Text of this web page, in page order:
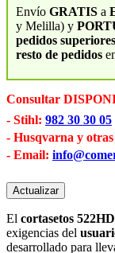
Envío GRATIS a
y Melilla) y
pedidos
resto de pedidos
Consultar
- Stihl: 982 30 30 05
- Husqvarna y
- Email:
El cortasetos
exigencias del
desarrollado para